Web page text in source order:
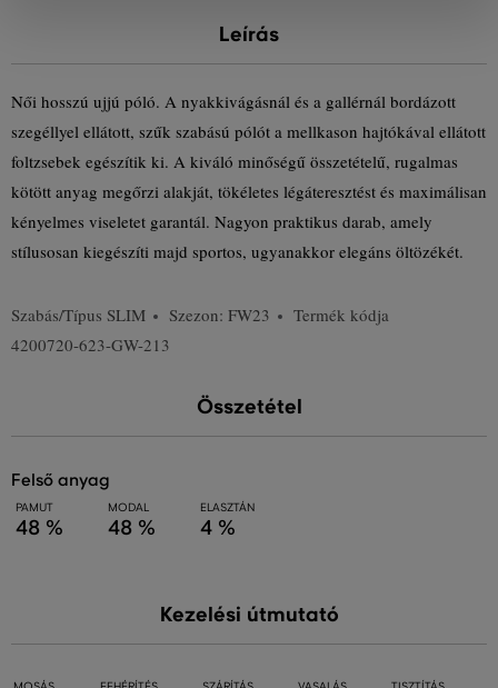
Leírás
Női hosszú ujjú póló. A nyakkivágásnál és a gallérnál bordázott
szegéllyel ellátott, szűk szabású pólót a mellkason hajtókával ellátott
foltzsebek egészítik ki. A kiváló minőségű összetételű, rugalmas
kötött anyag megőrzi alakját, tökéletes légáteresztést és maximálisan
kényelmes viseletet garantál. Nagyon praktikus darab, amely
stílusosan kiegészíti majd sportos, ugyanakkor elegáns öltözékét.
Szabás/Típus SLIM Szezon: FW23
Termék kódja
4200720-623-GW-213
Összetétel
felső anyag
PAMUT
48 %
MODAL
48 %
ELASZTÁN
4 %
Kezelési útmutató